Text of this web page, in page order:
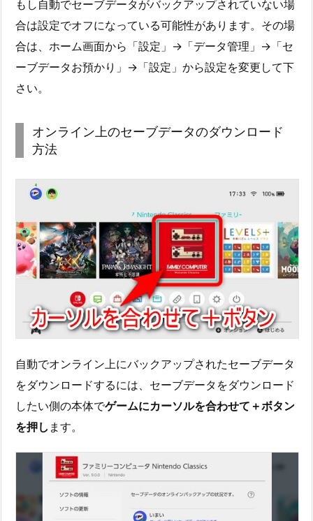
もし自動でセーブデータがバックアップされていない場
合は設定でオフになっている可能性があります。その場
合は、ホーム画面から「設定」→「データ管理」→「セ
ーブデータお預かり」→「設定」から設定を変更して下
さい。
オンライン上のセーブデータのダウンロード
方法
自動でオンライン上にバックアップされたセーブデータ
をダウンロードするには、セーブデータをダウンロード
したい側の本体でゲームにカーソルを合わせて＋ボタン
を押し ます。